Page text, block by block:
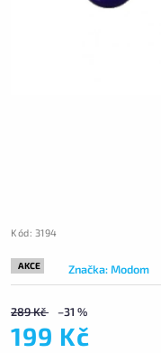
Kód: 3194
AKCE Značka:Modom
289 Kč –31 %
199 Kč